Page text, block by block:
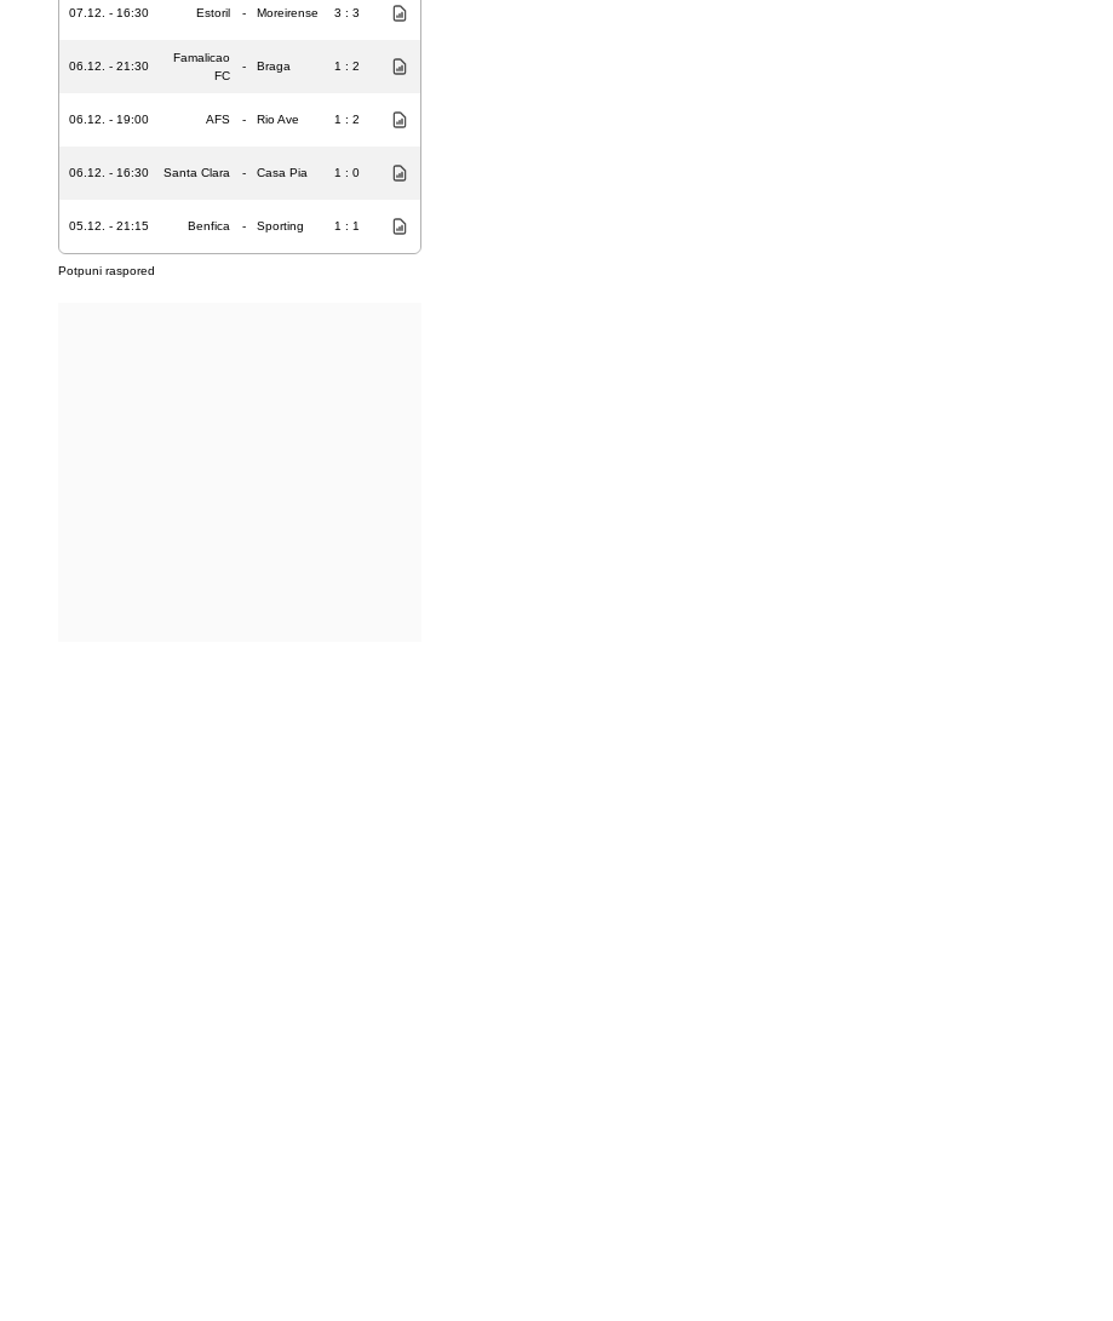
07.12. - 16:30 Estoril - Moreirense 3 : 3
06.12. - 21:30
Famalicao
FC
- Braga 1 : 2
06.12. - 19:00 AFS - Rio Ave 1 : 2
06.12. - 16:30 Santa Clara - Casa Pia 1 : 0
05.12. - 21:15 Benfica - Sporting 1 : 1
Potpuni raspored